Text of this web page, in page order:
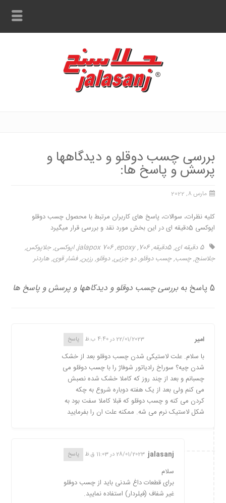
بررسی چسب دوقلو و دیدگاهها و
پرسش و پاسخ ها:
مارس 8, 2022
کلیه نظرات، سوالات، پاسخ های کاربران مرتبط با محصول چسب دوقلو
اپوکسی 5دقیقه ای در این بخش مورد نقد و بررسی قرار میگیرد
5 دقیقه ای
,5دقیقه ,
706
,
epoxy
,
jalapox 706
,اپوکسی,جلاپوکس,
جلاسنج,چسب,چسب دوقلو,دو جزیی,دوقلو,رزین,فشار قوی,هاردنر
5 پاسخ به بررسی چسب دوقلو و دیدگاهها و پرسش و پاسخ ها
امیر 22/01/2023 در 4:40 ب.ظ پاسخ
با سلام. علت لاستیکی شدن چسب دوقلو بعد از خشک
شدن چیه؟ سوراخ رادیاتور شوفاژ را با چسب دوقلو می
چسبانم و بعد از چند روز که کاملا خشک شده نصبش
می کنم ولی بعد از یک هفته دوباره شروع به چکه
کردن می کنه و چسب دوقلو که قبلا کاملا سفت بود به
شکل لاستیک نرم می شه. ممکنه علت ان را بفرمایید
jalasanj 28/01/2023 در 11:03 ق.ظ پاسخ
سلام
برای قطعات داغ شدنی باید از چسب دوقلو
غیر شفاف (فیلردار) استفاده نمایید.